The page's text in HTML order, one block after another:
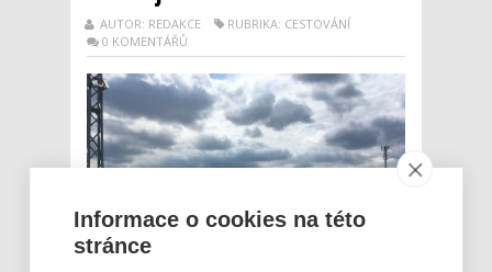
AUTOR: REDAKCE
RUBRIKA: CESTOVÁNÍ
0 KOMENTÁŘŮ
Informace o cookies na této
stránce